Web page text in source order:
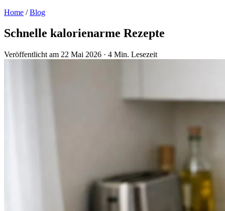
Home / Blog
Schnelle kalorienarme Rezepte
Veröffentlicht am 22 Mai 2026 · 4 Min. Lesezeit